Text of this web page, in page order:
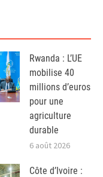
Rwanda : L’UE
mobilise 40
millions d’euros
pour une
agriculture
durable
6 août 2026
Côte d’Ivoire :